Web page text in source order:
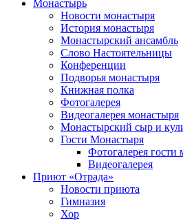
Монастырь
Новости монастыря
История монастыря
Монастырский ансамбль
Слово Настоятельницы
Конференции
Подворья монастыря
Книжная полка
Фотогалерея
Видеогалерея монастыря
Монастырский сыр и
Гости Монастыря
Фотогaлерея гости
Видеогалерея
Приют «Отрада»
Новости приюта
Гимназия
Хор